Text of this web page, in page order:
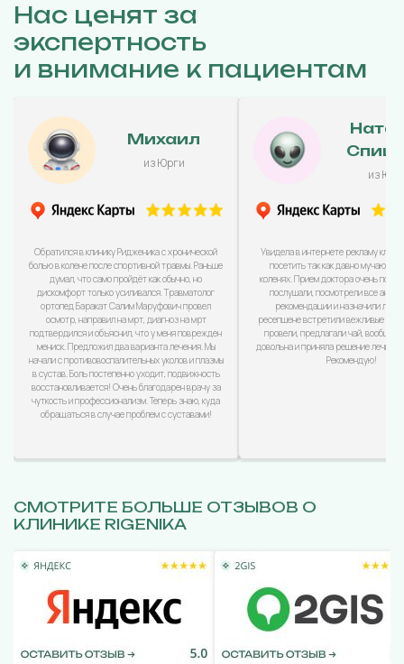
Нас ценят за
экспертность
и внимание к пациентам
Михаил
из Юрги
Обратился в клинику Ридженика с хронической
болью в колене после спортивной травмы. Раньше
думал, что само пройдёт как обычно, но
дискомфорт только усиливался. Травматолог
ортопед Баракат Салим Маруфович провел
осмотр, направил на мрт, диагноз на мрт
подтвердился и объяснил, что у меня поврежден
мениск. Предложил два варианта лечения. Мы
начали с противовоспалительных уколов и плазмы
в сустав. Боль постепенно уходит, подвижность
восстановливается! Очень благодарен врачу за
чуткость и профессионализм. Теперь знаю, куда
обращаться в случае проблем с суставами!
из
Увидела в интернете рекламу
посетить так как давно мучаюсь
коленях. Прием доктора очень
послушали, посмотрели все
рекомендации и назначили
ресепшене встретили вежливые
провели, предлагали чай, вообщем
довольна и приняла решение
Рекомендую!
СМОТРИТЕ БОЛЬШЕ ОТЗЫВОВ О
КЛИНИКЕ RIGENIKA